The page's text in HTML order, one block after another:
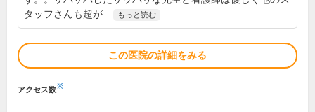
タッフさんも超が...
もっと読む
この医院の詳細をみる
アクセス数※